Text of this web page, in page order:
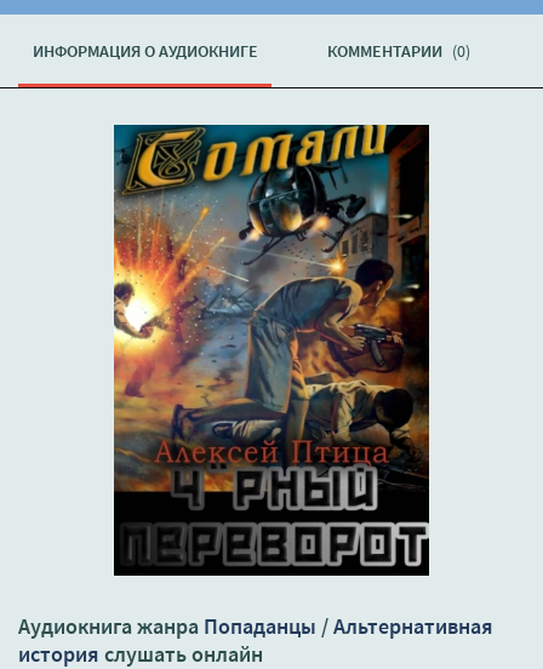
ИНФОРМАЦИЯ О АУДИОКНИГЕ КОММЕНТАРИИ (0)
Аудиокнига жанра Попаданцы /Альтернативная
история слушать онлайн